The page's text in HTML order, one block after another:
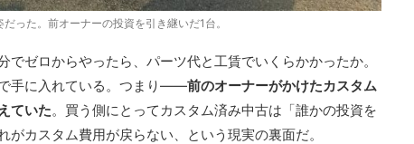
った。前オーナーの投資を引き継いだ1台。
ゼロからやったら、パーツ代と工賃でいくらかかったか。
手に入れている。つまり——前のオーナーがかけたカスタム
ていた。買う側にとってカスタム済み中古は「誰かの投資を
カスタム費用が戻らない、という現実の裏面だ。